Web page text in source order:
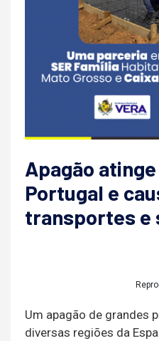
Apagão
Portugal e
transportes e
Um apagão de grandes
diversas regiões da